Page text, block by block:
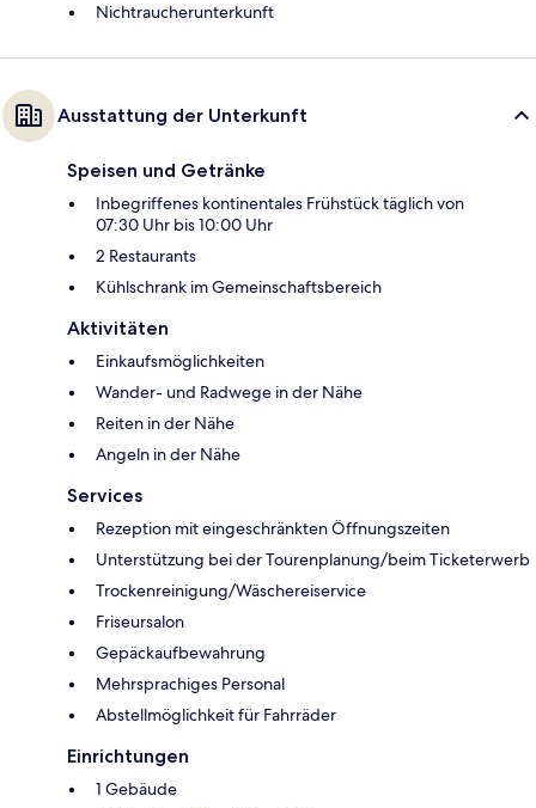
Nichtraucherunterkunft
Ausstattung der Unterkunft
Speisen und Getränke
Inbegriffenes kontinentales Frühstück täglich von
07:30 Uhr bis 10:00 Uhr
2 Restaurants
Kühlschrank im Gemeinschaftsbereich
Aktivitäten
Einkaufsmöglichkeiten
Wander- und Radwege in der Nähe
Reiten in der Nähe
Angeln in der Nähe
Services
Rezeption mit eingeschränkten Öffnungszeiten
Unterstützung bei der Tourenplanung/beim Ticketerwerb
Trockenreinigung/Wäschereiservice
Friseursalon
Gepäckaufbewahrung
Mehrsprachiges Personal
Abstellmöglichkeit für Fahrräder
Einrichtungen
1 Gebäude